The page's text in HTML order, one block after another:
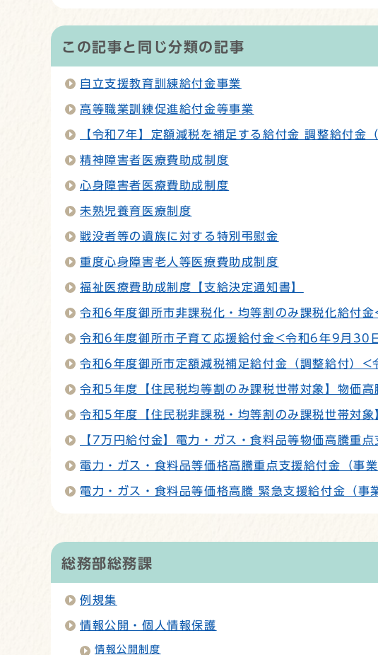
この記事と同じ分類の記事
自立支援教育訓練給付金事業
高等職業訓練促進給付金等事業
【令和7年】定額減税を補足する給付金 調整給付
精神障害者医療費助成制度
心身障害者医療費助成制度
未熟児養育医療制度
戦没者等の遺族に対する特別弔慰金
重度心身障害老人等医療費助成制度
福祉医療費助成制度【支給決定通知書】
令和6年度御所市非課税化・均等割のみ課税化給付
令和6年度御所市子育て応援給付金<令和6年9月30
令和6年度御所市定額減税補足給付金（調整給付）
令和5年度【住民税均等割のみ課税世帯対象】物価
令和5年度【住民税非課税・均等割のみ課税世帯対
【7万円給付金】電力・ガス・食料品等物価高騰重
電力・ガス・食料品等価格高騰重点支援給付金（事
電力・ガス・食料品等価格高騰 緊急支援給付金（事
総務部総務課
例規集
情報公開・個人情報保護
情報公開制度